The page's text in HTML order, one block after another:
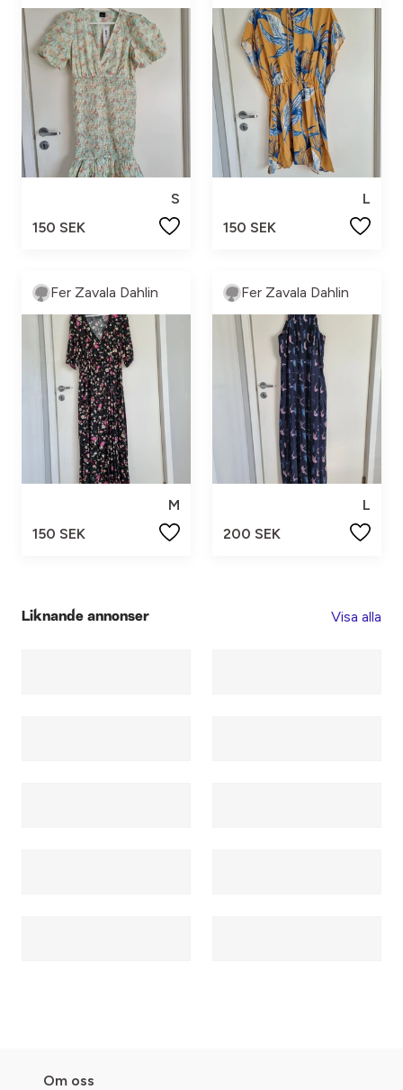
S
150 SEK
L
150 SEK
Fer Zavala Dahlin
M
150 SEK
Fer Zavala Dahlin
L
200 SEK
Liknande annonser Visa alla
Om oss